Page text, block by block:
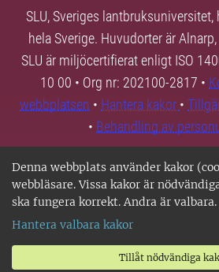
Denna webbplats använder kakor
webbläsare. Vissa kakor är
ska fungera korrekt. Andra är valbara.
Hantera valbara kakor
Tillåt nödvändiga
SLU, Sveriges
hela Sverige. Huvudorter är
SLU är miljöcertifierat enligt ISO
10 00 • Org nr: 202100-2817 •
webbplatsen • Hantera kakor •
• Behandling av